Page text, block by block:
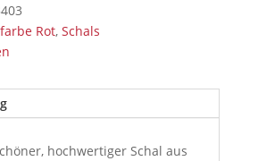
Rot, Schals
hochwertiger Schal aus